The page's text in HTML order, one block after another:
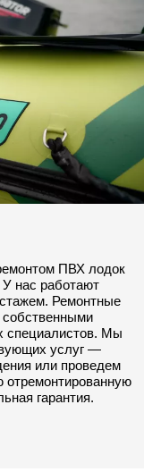
ПВХ лодок
нас работают
Ремонтные
собственными
специалистов. Мы
услуг —
или проведем
отремонтированную
гарантия.